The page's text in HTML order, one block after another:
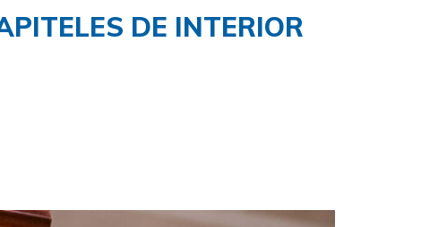
DE INTERIOR